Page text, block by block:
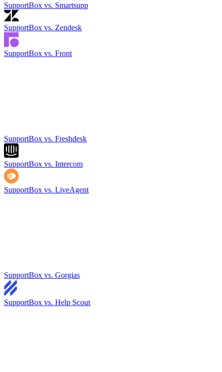
SupportBox vs. Smartsupp
SupportBox vs. Zendesk
SupportBox vs. Front
SupportBox vs. Freshdesk
SupportBox vs. Intercom
SupportBox vs. LiveAgent
SupportBox vs. Gorgias
SupportBox vs. Help Scout